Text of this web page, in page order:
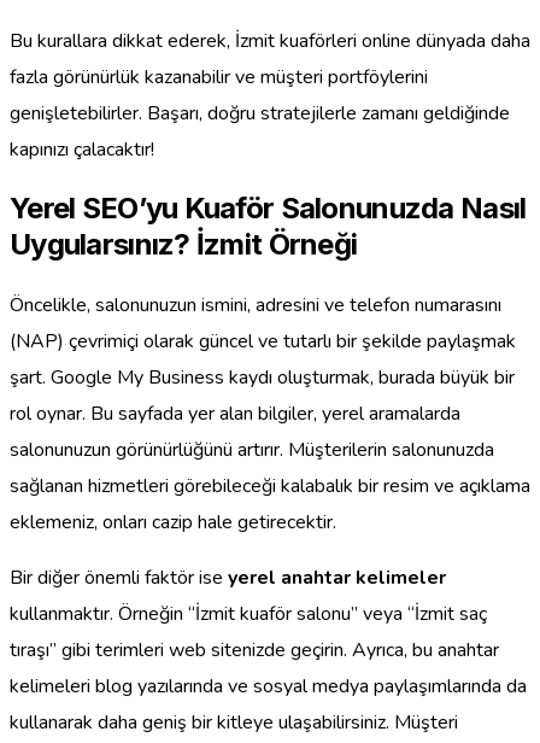
Bu kurallara dikkat ederek, İzmit kuaförleri online dünyada daha
fazla görünürlük kazanabilir ve müşteri portföylerini
genişletebilirler. Başarı, doğru stratejilerle zamanı geldiğinde
kapınızı çalacaktır!
Yerel SEO’yu Kuaför Salonunuzda Nasıl
Uygularsınız? İzmit Örneği
Öncelikle, salonunuzun ismini, adresini ve telefon numarasını
(NAP) çevrimiçi olarak güncel ve tutarlı bir şekilde paylaşmak
şart. Google My Business kaydı oluşturmak, burada büyük bir
rol oynar. Bu sayfada yer alan bilgiler, yerel aramalarda
salonunuzun görünürlüğünü artırır. Müşterilerin salonunuzda
sağlanan hizmetleri görebileceği kalabalık bir resim ve açıklama
eklemeniz, onları cazip hale getirecektir.
Bir diğer önemli faktör ise yerel anahtar kelimeler
kullanmaktır. Örneğin “İzmit kuaför salonu” veya “İzmit saç
tıraşı” gibi terimleri web sitenizde geçirin. Ayrıca, bu anahtar
kelimeleri blog yazılarında ve sosyal medya paylaşımlarında da
kullanarak daha geniş bir kitleye ulaşabilirsiniz. Müşteri